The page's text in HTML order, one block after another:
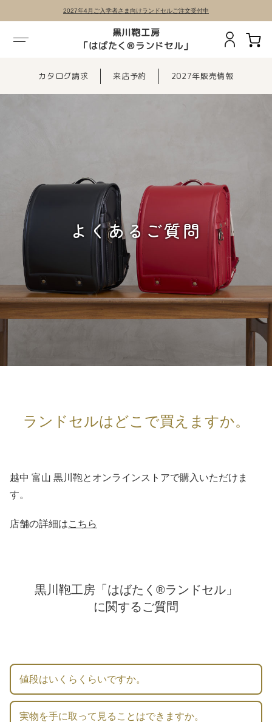
2027年4月ご入学者さま向けランドセルご注文受付中
黒川鞄工房
「はばたく®ランドセル」
カタログ請求 来店予約 2027年販売情報
よくあるご質問
ランドセルはどこで買えますか。
越中 富山 黒川鞄とオンラインストアで購入いただけま
す。
店舗の詳細はこちら
黒川鞄工房「はばたく®ランドセル」
に関するご質問
値段はいくらくらいですか。
実物を手に取って見ることはできますか。